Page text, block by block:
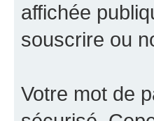
affichée
souscrire ou
Votre mot de